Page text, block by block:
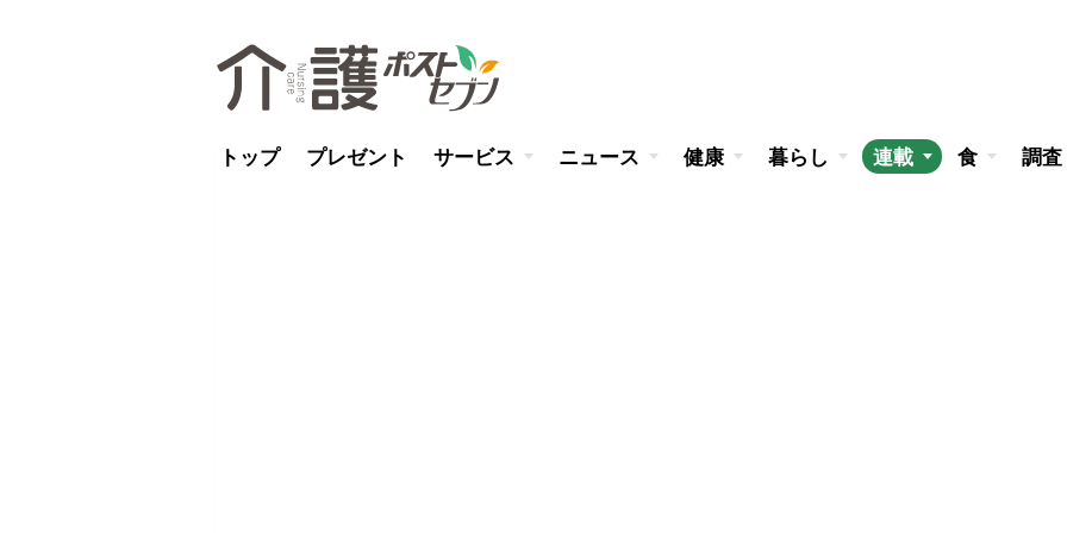
トップ プレゼント サービス ニュース 健康 暮らし 連載 食 調査